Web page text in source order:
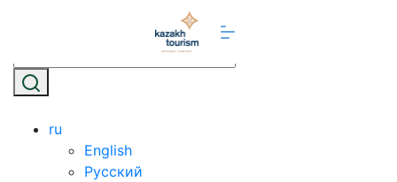
ru
English
Русский